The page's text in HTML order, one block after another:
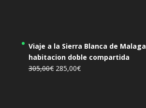
Viaje a la Sierra Blanca de Malaga
habitacion doble compartida
305,00€ El
285,00€El